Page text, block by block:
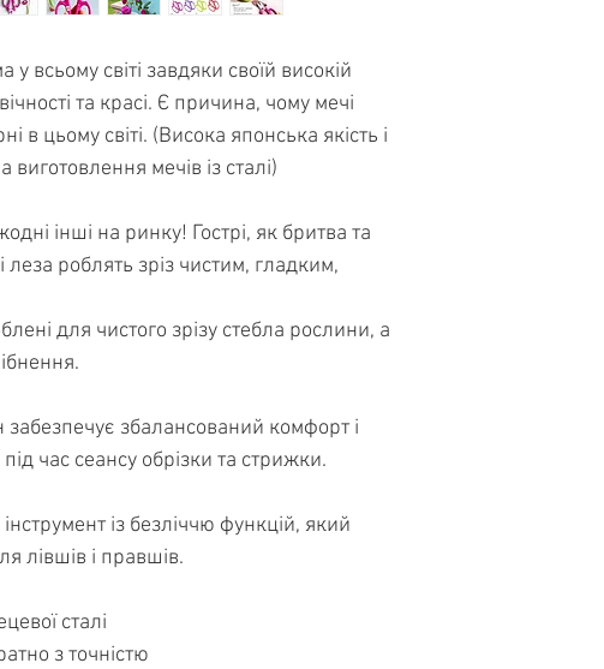
у всьому світі завдяки своїй високій
та красі. Є причина, чому мечі
в цьому світі. (Висока японська якість і
виготовлення мечів із сталі)
інші на ринку! Гострі, як бритва та
леза роблять зріз чистим, гладким,
для чистого зрізу стебла рослини, а
збалансований комфорт і
час сеансу обрізки та стрижки.
із безліччю функцій, який
лівшів і правшів.
сталі
з точністю